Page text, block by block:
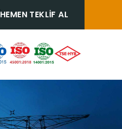
HEMEN TEKLIF AL